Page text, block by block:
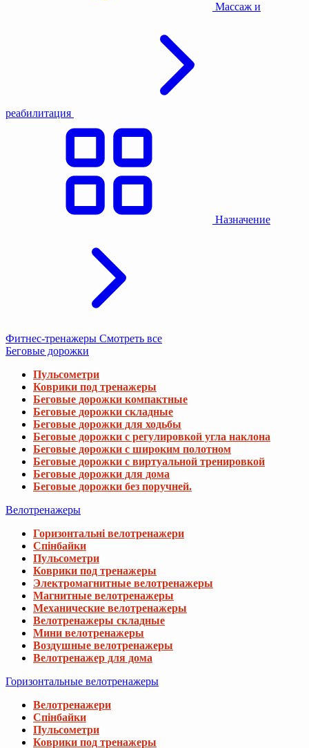
Массаж и
реабилитация
Назначение
Фитнес-тренажеры Смотреть все
Беговые дорожки
Пульсометри
Коврики под тренажеры
Беговые дорожки компактные
Беговые дорожки складные
Беговые дорожки для ходьбы
Беговые дорожки с регулировкой угла наклона
Беговые дорожки с широким полотном
Беговые дорожки с виртуальной тренировкой
Беговые дорожки для дома
Беговые дорожки без поручней.
Велотренажеры
Горизонтальні велотренажери
Спінбайки
Пульсометри
Коврики под тренажеры
Электромагнитные велотренажеры
Магнитные велотренажеры
Механические велотренажеры
Велотренажеры складные
Мини велотренажеры
Воздушные велотренажеры
Велотренажер для дома
Горизонтальные велотренажеры
Велотренажери
Спінбайки
Пульсометри
Коврики под тренажеры